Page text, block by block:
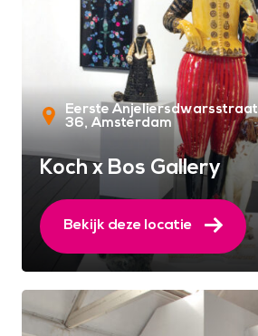
Eerste Anjeliersdwarsstraat
36 Amsterdam
Koch x Bos Gallery
Bekijk deze locatie